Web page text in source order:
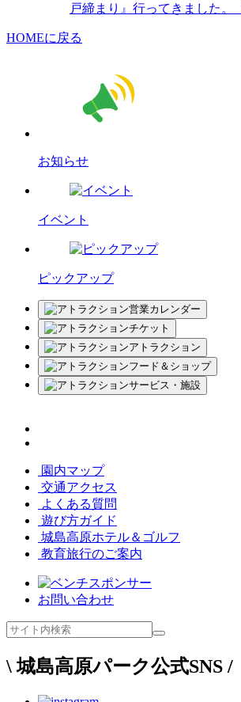
戸締まり』行ってきました
HOMEに戻る
お知らせ
イベント
ピックアップ
営業カレンダー
チケット
アトラクション
フード＆ショップ
サービス・施設
園内マップ
交通アクセス
よくある質問
遊び方ガイド
城島高原ホテル＆ゴルフ
教育旅行のご案内
お問い合わせ
\ 城島高原パーク公式SNS /